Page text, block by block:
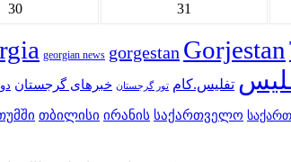
30 31
georgian news gorgestan Gorjestan
تفلیس.کام تور گرجستان خبرهای گرجستان
თბილისი ირანის საქართველო